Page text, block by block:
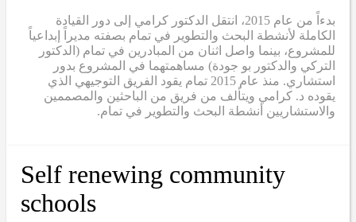
بدءاً من عام 2015، انتقل الدكتور كرامي إلى دور القيادة
الكاملة لأنشطة البحث والتطوير في تمام بصفته مديراً إبداعياً
للمشروع، بينما واصل اثنان من المبادرين في تمام (الدكتور
التركي والدكتور بو جودة) مساهمتهما في المشروع بدور
استشاري. منذ عام 2015
تمام يقود الفريق التوجيهي الذي
يقوده د. كرامي ويتألف من فريق من الباحثين والمصممين
والاستشاريين أنشطة البحث والتطوير في تمام.
Self renewing community
schools